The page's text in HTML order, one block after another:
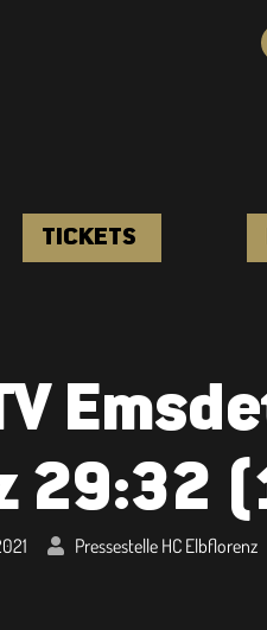
TICKETS
29:32
Pressestelle HC Elbflorenz